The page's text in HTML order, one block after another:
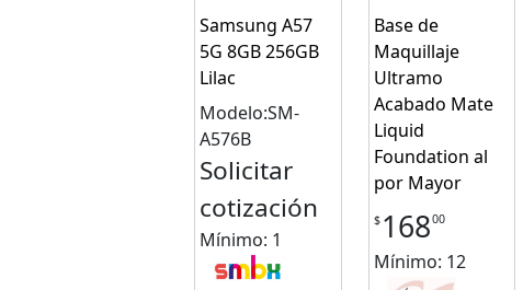
Samsung A57
5G 8GB 256GB
Lilac
Modelo:SM-
A576B
Solicitar
cotización
Mínimo: 1
Base de
Maquillaje
Ultramo
Acabado Mate
Liquid
Foundation al
por Mayor
$ 16800
Mínimo: 12